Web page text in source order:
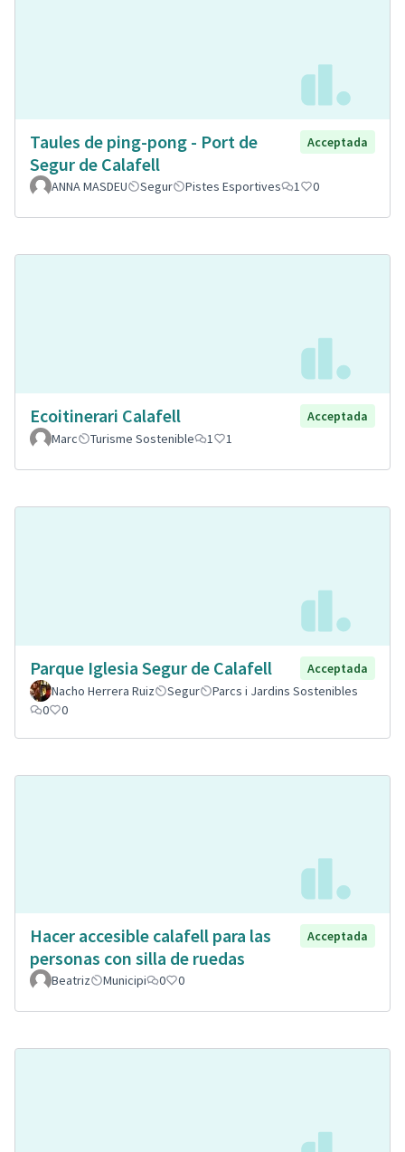
Taules de ping-pong - Port de
Segur de Calafell
Acceptada
ANNA MASDEU Segur Pistes Esportives 1 0
Ecoitinerari Calafell
Acceptada
Marc
Turisme Sostenible 1 1
Parque Iglesia Segur de Calafell
Acceptada
Nacho Herrera Ruiz
Segur
Parcs i Jardins Sostenibles
0
0
Hacer accesible calafell para las
personas con silla de ruedas
Acceptada
Beatriz Municipi 0 0